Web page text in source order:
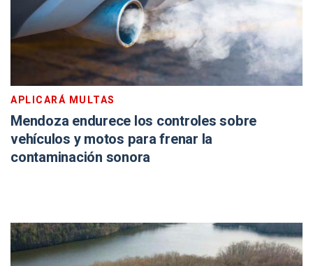
APLICARÁ MULTAS
Mendoza endurece los controles sobre
vehículos y motos para frenar la
contaminación sonora